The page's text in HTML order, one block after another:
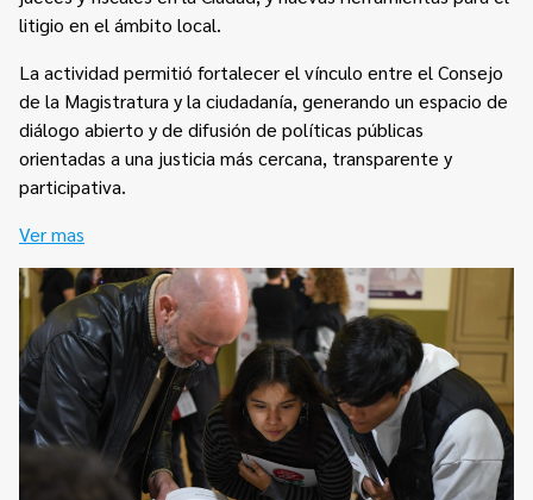
litigio en el ámbito local.
La actividad permitió fortalecer el vínculo entre el Consejo
de la Magistratura y la ciudadanía, generando un espacio de
diálogo abierto y de difusión de políticas públicas
orientadas a una justicia más cercana, transparente y
participativa.
Ver mas